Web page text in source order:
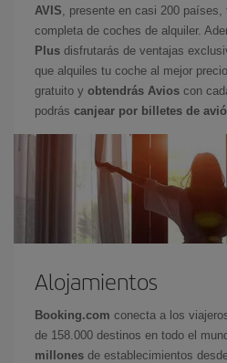
AVIS, presente en casi 200 países,
completa de coches de alquiler.
Plus disfrutarás de ventajas
que alquiles tu coche al mejor
gratuito y obtendrás Avios con
podrás canjear por billetes de
Alojamientos
Booking.com conecta a los
de 158.000 destinos en todo el
millones de establecimientos